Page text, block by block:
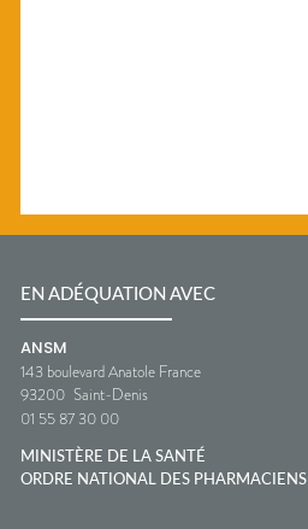
EN ADÉQUATION AVEC
ANSM
143 boulevard Anatole France
93200 Saint-Denis
01 55 87 30 00
MINISTÈRE DE LA SANTÉ
ORDRE NATIONAL DES PHARMACIENS